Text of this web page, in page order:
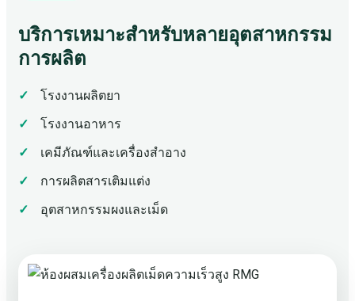
บริการเหมาะสำหรับหลายอุตสาหกรรม
การผลิต
โรงงานผลิตยา
โรงงานอาหาร
เคมีภัณฑ์และเครื่องสำอาง
การผลิตสารเติมแต่ง
อุตสาหกรรมผงและเม็ด